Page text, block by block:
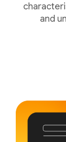
and